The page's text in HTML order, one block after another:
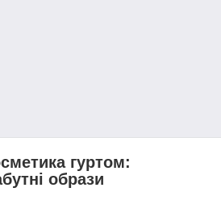
гуртом:
образи